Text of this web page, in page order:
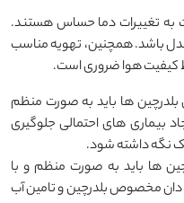
به تغییرات دما حساس هستند.
باشد. همچنین، تهویه مناسب
کیفیت هوا ضروری است.
ها باید به صورت منظم
بیماری ‌های احتمالی جلوگیری
نگه داشته شود.
ها باید به صورت منظم و با
مخصوص بلدرچین و تامین آب